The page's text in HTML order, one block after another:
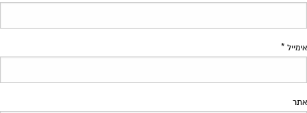
אימייל *
אתר